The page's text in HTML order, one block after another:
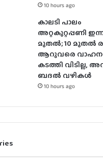
10 hours ago
കാലടി പാലം
അറ്റകുറ്റപ്പണി
മുതല്‍; 10 മുതല്‍
ആറുവരെ
കടത്തി വിടില്ല,
ബദൽ വഴികൾ
10 hours ago